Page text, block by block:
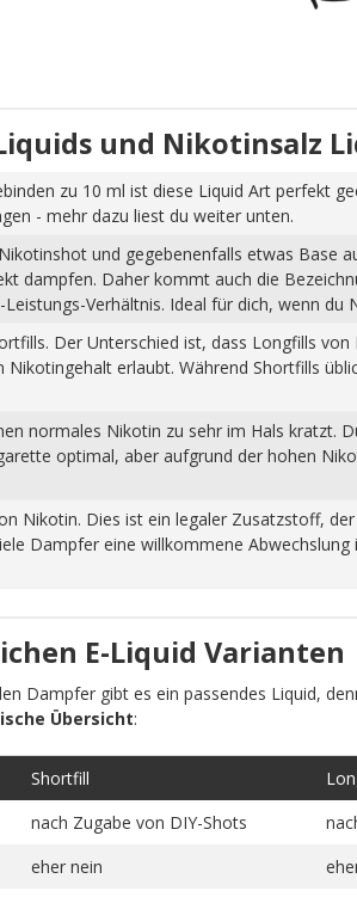
und Nikotinsalz
zu 10 ml ist diese Liquid Art perfekt
- mehr dazu liest du weiter unten.
und gegebenenfalls etwas Base
dampfen. Daher kommt auch die
Verhältnis. Ideal für dich, wenn
Der Unterschied ist, dass Longfills
erlaubt. Während Shortfills
normales Nikotin zu sehr im Hals kratzt.
optimal, aber aufgrund der hohen
Nikotin. Dies ist ein legaler Zusatzstoff,
Dampfer eine willkommene
E-Liquid Varianten
Dampfer gibt es ein passendes Liquid,
Übersicht:
Shortfill
nach Zugabe von DIY-Shots
eher nein